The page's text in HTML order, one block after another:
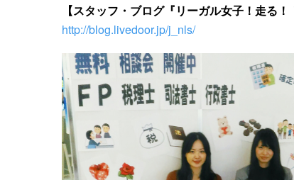
【スタッフ・ブログ『リーガル女子！走る
http://blog.livedoor.jp/j_nls/